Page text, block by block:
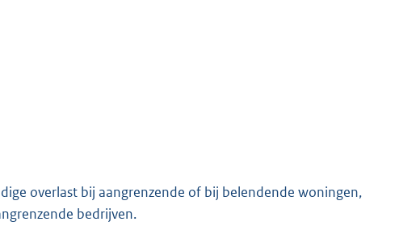
overlast bij aangrenzende of bij belendende woningen,
bedrijven.